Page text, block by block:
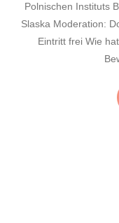
Polnischen Instituts
Slaska Moderation:
Eintritt frei Wie